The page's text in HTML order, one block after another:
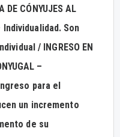
DE CÓNYUJES AL
Individualidad. Son
/ INGRESO EN
–
para el
un incremento
de su